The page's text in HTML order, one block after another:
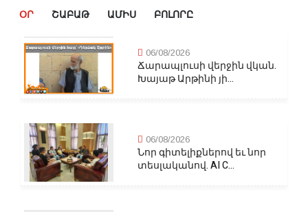
ՕՐ ՇԱԲԱԹ ԱՄԻՍ ԲՈԼՈՐԸ
06/08/2026
Ճարապլուսի վերջին վկան.
Խայաթ Արթինի յի...
06/08/2026
Նոր գիտելիքներով եւ նոր
տեսլականով. AI C...